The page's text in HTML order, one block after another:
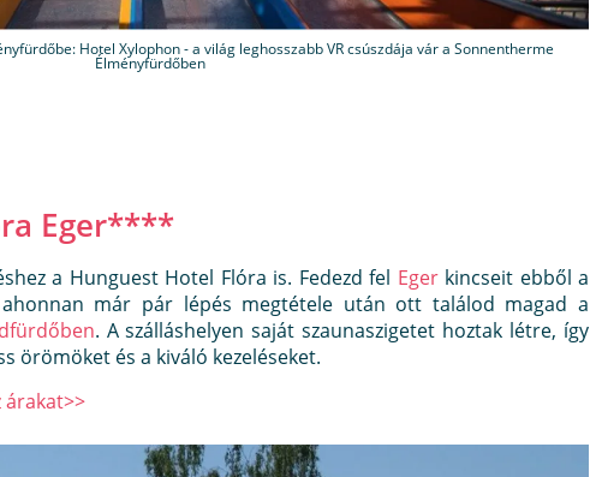
Hotel Xylophon - a világ leghosszabb VR csúszdája vár a Sonnentherme
Élményfürdőben
Eger****
a Hunguest Hotel Flóra is. Fedezd fel Egerkincseit ebből a
már pár lépés megtétele után ott találod magad a
. A szálláshelyen saját szaunaszigetet hoztak létre, így
örömöket és a kiváló kezeléseket.
árakat>>